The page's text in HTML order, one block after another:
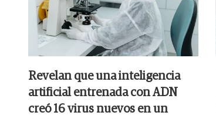
Revelan que una inteligencia
artificial entrenada con ADN
creó 16 virus nuevos en un